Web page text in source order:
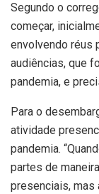
Segundo o
começar,
envolvendo réus
audiências, que
pandemia, e
Para o
atividade
pandemia.
partes de
presenciais, mas